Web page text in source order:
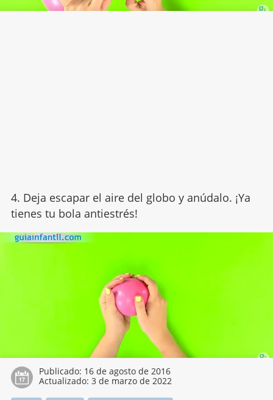
4. Deja escapar el aire del globo y anúdalo. ¡Ya
tienes tu bola antiestrés!
Publicado: 16 de agosto de 2016
Actualizado: 3 de marzo de 2022